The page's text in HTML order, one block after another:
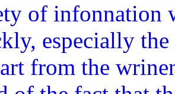
of infonnation
especially
from the